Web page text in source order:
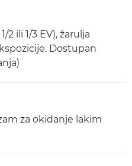
2 ili 1/3 EV), žarulja
Dostupan
za okidanje lakim